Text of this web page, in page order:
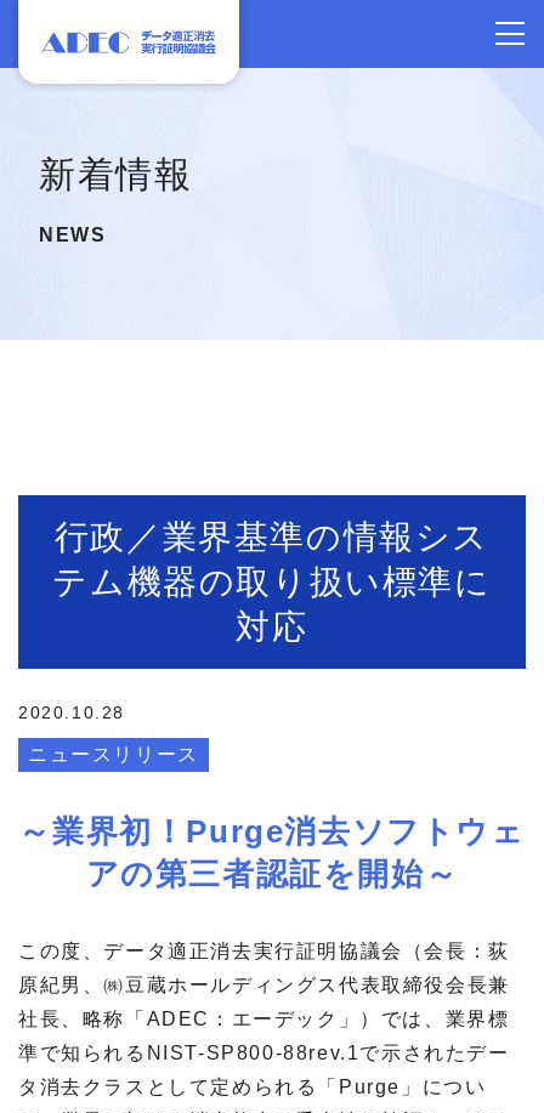
新着情報
NEWS
行政／業界基準の情報シス
テム機器の取り扱い標準に
対応
2020.10.28
ニュースリリース
～業界初！Purge消去ソフトウェ
アの第三者認証を開始～
この度、データ適正消去実行証明協議会（会長：荻
原紀男、㈱豆蔵ホールディングス代表取締役会長兼
社長、略称「ADEC：エーデック」）では、業界標
準で知られるNIST-SP800-88rev.1で示されたデー
タ消去クラスとして定められる「Purge」につい